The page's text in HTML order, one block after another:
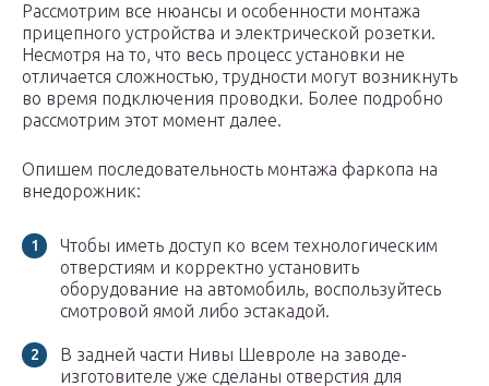
Рассмотрим все нюансы и особенности монтажа
прицепного устройства и электрической розетки.
Несмотря на то, что весь процесс установки не
отличается сложностью, трудности могут возникнуть
во время подключения проводки. Более подробно
рассмотрим этот момент далее.
Опишем последовательность монтажа фаркопа на
внедорожник:
Чтобы иметь доступ ко всем технологическим
отверстиям и корректно установить
оборудование на автомобиль, воспользуйтесь
смотровой ямой либо эстакадой.
В задней части Нивы Шевроле на заводе-
изготовителе уже сделаны отверстия для